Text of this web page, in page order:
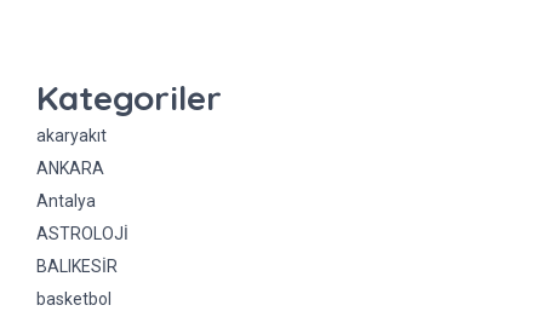
Kategoriler
akaryakıt
ANKARA
Antalya
ASTROLOJİ
BALIKESİR
basketbol